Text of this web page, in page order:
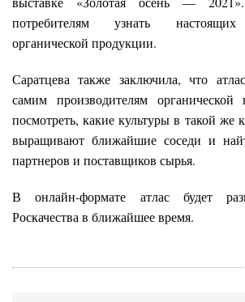
потребителям узнать настоящих
органической продукции.
Саратцева также заключила, что
самим производителям
посмотреть, какие культуры в такой же
выращивают ближайшие соседи и
партнеров и поставщиков сырья.
В онлайн-формате атлас будет
Роскачества в ближайшее время.